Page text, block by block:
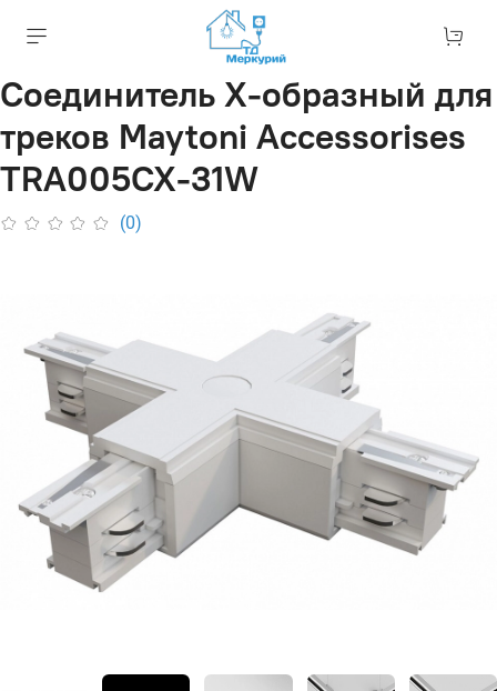
Соединитель X-образный для
треков Maytoni Accessorises
TRA005CX-31W
(0)